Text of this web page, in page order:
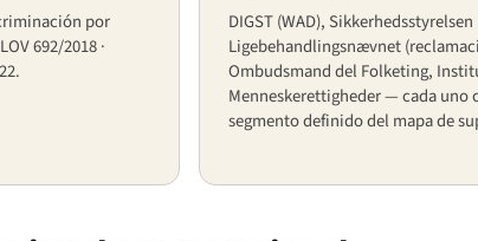
por
692/2018 ·
DIGST (WAD), Sikkerhedsstyrelsen
Ligebehandlingsnævnet
Ombudsmand del Folketing,
Menneskerettigheder — cada uno
segmento definido del mapa de